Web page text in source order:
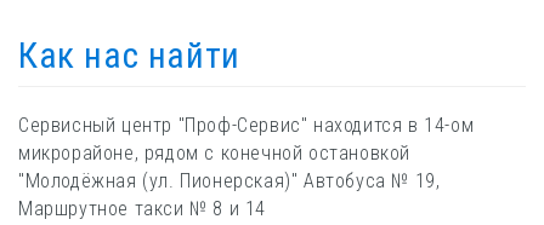
Как нас найти
Сервисный центр "Проф-Сервис" находится в 14-ом
микрорайоне, рядом с конечной остановкой
"Молодёжная (ул. Пионерская)" Автобуса № 19,
Маршрутное такси № 8 и 14